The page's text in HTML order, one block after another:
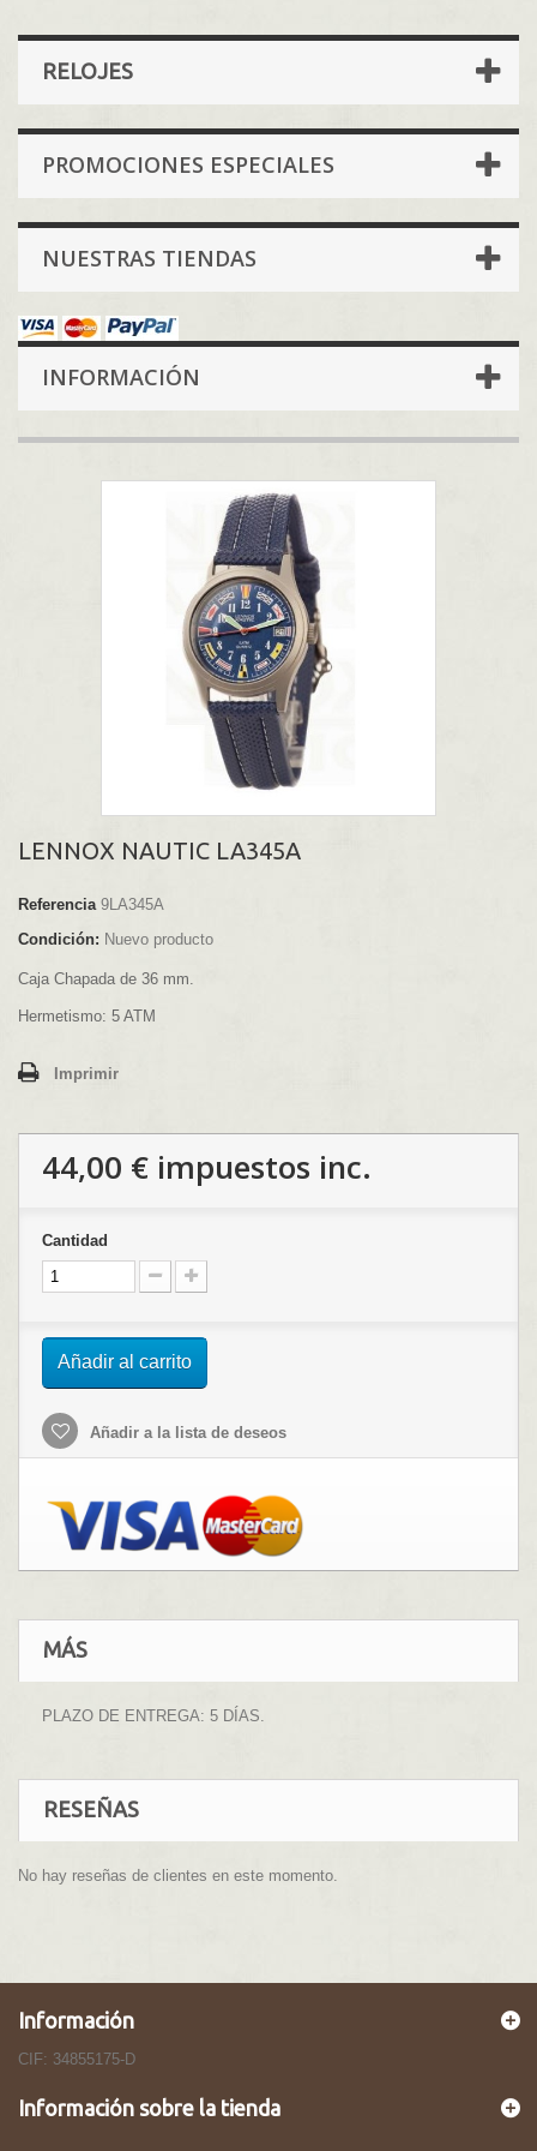
RELOJES
PROMOCIONES ESPECIALES
NUESTRAS TIENDAS
INFORMACIÓN
LENNOX NAUTIC LA345A
Referencia 9LA345A
Condición: Nuevo producto
Caja Chapada de 36 mm.
Hermetismo: 5 ATM
Imprimir
44,00 € impuestos inc.
Cantidad
Añadir al carrito
Añadir a la lista de deseos
MÁS
PLAZO DE ENTREGA: 5 DÍAS.
RESEÑAS
No hay reseñas de clientes en este momento.
Información
CIF: 34855175-D
Información sobre la tienda